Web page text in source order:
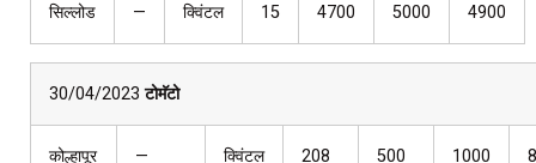
सिल्लोड — क्विंटल 15 4700 5000 4900
30/04/2023टोमॅटो
कोल्हापूर — क्विंटल 208 500 1000